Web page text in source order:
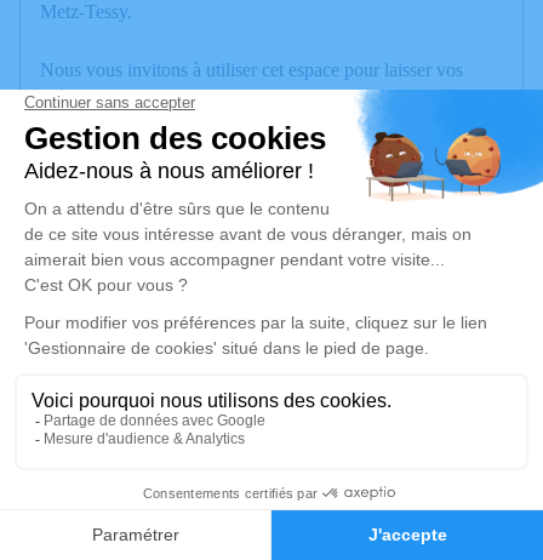
Faire-part Hommages
Metz-Tessy.
Nous vous invitons à utiliser cet espace pour laisser vos
condoléances, partager des photos souvenirs, une anecdote
ou exprimer vos pensées à travers des poèmes ou des textes.
Cet endroit est un lieu d'expression dédié à honorer la
Un service de plantation d’arbre hommage est
disponible ici.
Je rends hommage
Cérémonie
mardi 28 avril 2026 à 13h00
74330 La Balme de Sillingy